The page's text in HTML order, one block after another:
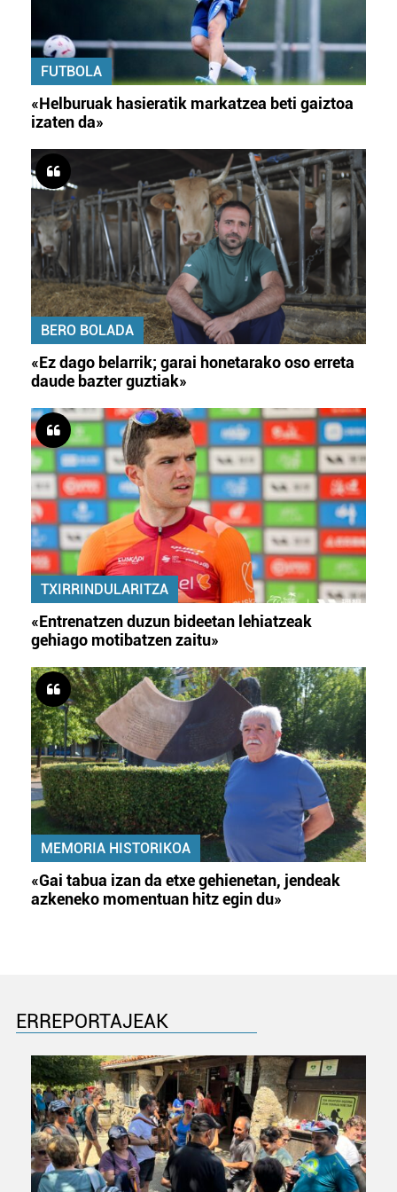
FUTBOLA
«Helburuak hasieratik markatzea beti gaiztoa
izaten da»
BERO BOLADA
«Ez dago belarrik; garai honetarako oso erreta
daude bazter guztiak»
TXIRRINDULARITZA
«Entrenatzen duzun bideetan lehiatzeak
gehiago motibatzen zaitu»
MEMORIA HISTORIKOA
«Gai tabua izan da etxe gehienetan, jendeak
azkeneko momentuan hitz egin du»
ERREPORTAJEAK